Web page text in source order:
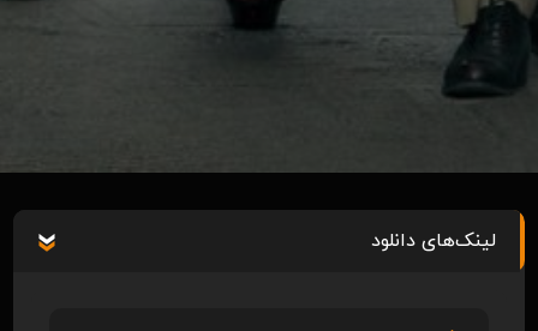
لینک‌های دانلود